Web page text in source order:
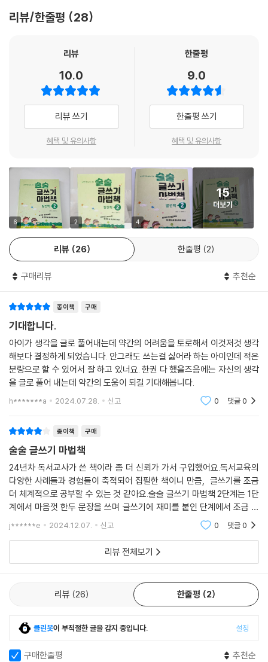
가운데 1번 칸에는 쓰고 싶은 글 주제를 담은 중심 문장을 써요. 주변 2~3
요. 다 쓰고 난 다음 문장 1~4번을 합치면 벌써 한 문단 완성!
수레바퀴는 내가 쓴 문장을 한눈에 살펴볼 수 있어 생각을 정리해 글쓰기
가 아주 쉬워요. 한 문단 수레바퀴는 4문장, 두 문단 수레바퀴는 6~7문장,
세 문단 수레바퀴는 10문장까지, 긴 글도 저절로 술술 쓰게 도와줄 거예요.
■ 고학년, 한 편 글쓰기를 위해 꼭 알아야 할 문단
고학년인데도 글쓰기를 어려워하는 친구들은 보통 문장과 문단 개념을 몰
라서일 때가 많아요. 이런 경우 고학년이라도 다시 글쓰기 기초로 돌아가
익히는 게 좋지요. 문장, 문단 등 그냥 넘어가기 쉬운 개념을 빈틈없이 채우
도록 구성했어요. 2권 발전책은 특히 3학년부터 필요한 문단 개념을 꽉 잡
아주도록 했어요. 글 한 편을 쓰는 기초 힘이 바로 문단이기 때문이지요. 너
익히도록 했습니다.
하나의 내용과 생각을 일관되게 담아 3문장 한 문단씩을 쓰고, 이 문단들
을 서로 연결하면 10줄 이상 긴 글, 잘 정리된 조리 있는 글을 누구나 쓸 수
있어요.
■ 문단 약속을 알면 올바로 쓰고 올바로 읽을 수 있어요
1권에서 한두 문장을 자유롭게 썼다면, 2권에서는 세 문장 이상 형식을 잡
침 문장을 구분해 쓰고, 문단 쓰기 약속인 맨 앞 칸 비우고 쓰기, 줄 내려쓰
형식을 알면 긴 글을 쓰기 수월할 뿐더러 이해하기 쉽고 논리적인 글로 완
성시킬 수 있어요. 뿐만 아니라 글을 읽을 때에도 내용을 파악하기가 훨씬
쉬워지지요. 글쓰기 실력만이 아니라 독해력을 위해서도 꼭 필요한 문단
개념, 완벽히 잡아 봐요.
리뷰/한줄평 28
리뷰
10.0
리뷰 쓰기
혜택 및 유의사항
한줄평
9.0
한줄평 쓰기
혜택 및 유의사항
6 2 4
15
더보기
리뷰 26 한줄평 2
구매리뷰 추천순
종이책 구매
기대합니다.
아이가 생각을 글로 풀어내는데 약간의 어려움을 토로해서 이것저것 생각
해보다 결정하게 되었습니다. 안그래도 쓰는걸 싫어라 하는 아이인데 적은
분량으로 할 수 있어서 잘 하고 있너요. 한권 다 했을즈음에는 자신의 생각
을 글로 풀어 내는데 약간의 도움이 되길 기대해봅니다.
h*******a 2024.07.28. 신고 0 댓글0
종이책 구매
술술 글쓰기 마법책
24년차 독서교사가 쓴 책이라 좀 더 신뢰가 가서 구입했어요.독서교육의
다양한 사례들과 경험들이 축적되어 집필한 책이니 만큼, 글쓰기를 조금
더 체계적으로 공부할 수 있는 것 같아요.술술 글쓰기 마법책 2단계는 1단
계에서 마음껏 한두 문장을 쓰며 글쓰기에 재미를 붙인 단계에서 조금 확
장되었어요.글쓰기의 기본과 핵심인 문단에 대해 배우고 쓰는 단계예요.세
문장으로 한 문단
j******e 2024.12.07. 신고 0 댓글0
리뷰 전체보기
리뷰 26 한줄평 2
클린봇이 부적절한 글을 감지 중입니다. 설정
구매한줄평 추천순